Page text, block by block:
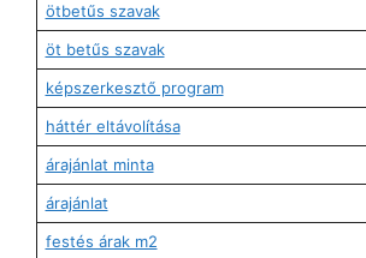
ötbetűs szavak
öt betűs szavak
képszerkesztő program
háttér eltávolítása
árajánlat minta
árajánlat
festés árak m2